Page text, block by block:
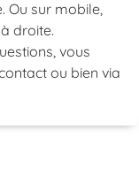
Ou sur mobile,
droite.
vous
ou bien via